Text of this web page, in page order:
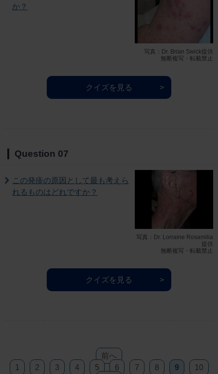
か？
写真：Dr. Brian Swick提供
無断複写・転載禁止
クイズを見る
Question 07
この発疹の原因として最も考えら
れるものはどれですか？
写真：Dr. Lorraine Rosamilia
提供
無断複写・転載禁止
クイズを見る
前へ
1
2 3 4 5 6 7 8 9
10